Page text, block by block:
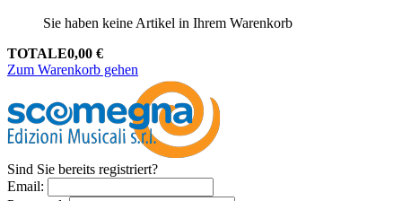
Sie haben keine Artikel in Ihrem Warenkorb
TOTALE0,00 €
Zum Warenkorb gehen
Sind Sie bereits registriert?
Email: